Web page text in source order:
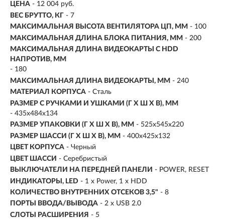
ЦЕНА - 12 004 руб.
ВЕС БРУТТО, КГ - 7
МАКСИМАЛЬНАЯ ВЫСОТА ВЕНТИЛЯТОРА ЦП, ММ - 100
МАКСИМАЛЬНАЯ ДЛИНА БЛОКА ПИТАНИЯ, ММ - 200
МАКСИМАЛЬНАЯ ДЛИНА ВИДЕОКАРТЫ С HDD
НАПРОТИВ, ММ
- 180
МАКСИМАЛЬНАЯ ДЛИНА ВИДЕОКАРТЫ, ММ - 240
МАТЕРИАЛ КОРПУСА - Сталь
РАЗМЕР С РУЧКАМИ И УШКАМИ (Г X Ш X В), ММ
- 435x484x134
РАЗМЕР УПАКОВКИ (Г X Ш X B), ММ - 525x545x220
РАЗМЕР ШАССИ (Г X Ш X В), ММ - 400x425x132
ЦВЕТ КОРПУСА - Черный
ЦВЕТ ШАССИ - Серебристый
ВЫКЛЮЧАТЕЛИ НА ПЕРЕДНЕЙ ПАНЕЛИ - POWER, RESET
ИНДИКАТОРЫ, LED - 1 x Power, 1 x HDD
КОЛИЧЕСТВО ВНУТРЕННИХ ОТСЕКОВ 3,5" - 8
ПОРТЫ ВВОДА/ВЫВОДА - 2 x USB 2.0
СЛОТЫ РАСШИРЕНИЯ - 5